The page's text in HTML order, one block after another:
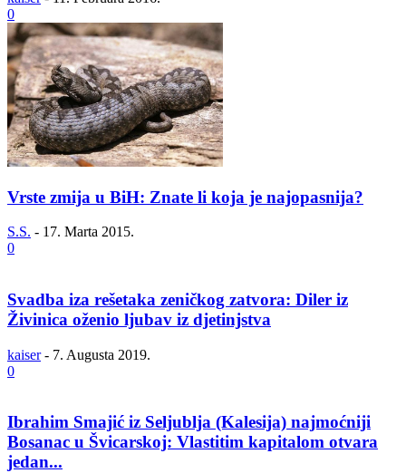
0
Vrste zmija u BiH: Znate li koja je najopasnija?
S.S. - 17. Marta 2015.
0
Svadba iza rešetaka zeničkog zatvora: Diler iz
Živinica oženio ljubav iz djetinjstva
kaiser - 7. Augusta 2019.
0
Ibrahim Smajić iz Seljublja (Kalesija) najmoćniji
Bosanac u Švicarskoj: Vlastitim kapitalom otvara
jedan...